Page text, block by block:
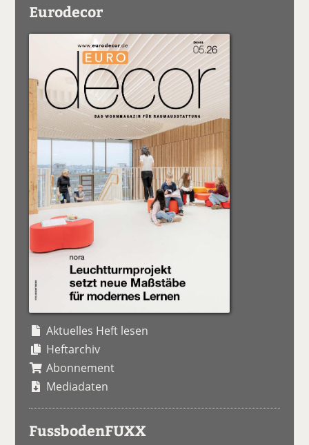
Eurodecor
Aktuelles Heft lesen
Heftarchiv
Abonnement
Mediadaten
FussbodenFUXX